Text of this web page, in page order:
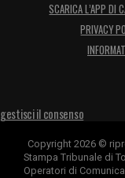
SCARICA L’APP DI
PRIVACY
gestisci il consenso
Copyright 2026 ©
Stampa Tribunale di
Operatori di